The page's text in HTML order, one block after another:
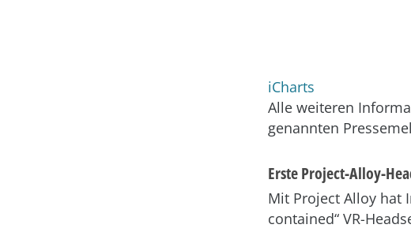
iCharts
Alle weiteren
genannten
Erste Project-Alloy-
Mit Project Alloy hat
contained“ VR-